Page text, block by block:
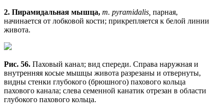
2. Пирамидальная мышца, т. pyramidalis, парная,
начинается от лобковой кости; прикрепляется к белой линии
живота.
Рис. 56. Паховый канал; вид спереди. Справа наружная и
внутренняя косые мышцы живота разрезаны и отвернуты,
видны стенки глубокого (брюшного) пахового кольца
пахового канала; слева семенной канатик отрезан в области
глубокого пахового кольца.